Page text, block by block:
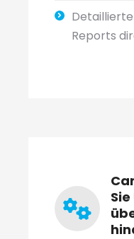
Reports